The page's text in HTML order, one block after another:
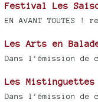
Festival Les
EN AVANT TOUTES
Les Arts en
Dans l’émission de
Les Mistinguettes
Dans l’émission de